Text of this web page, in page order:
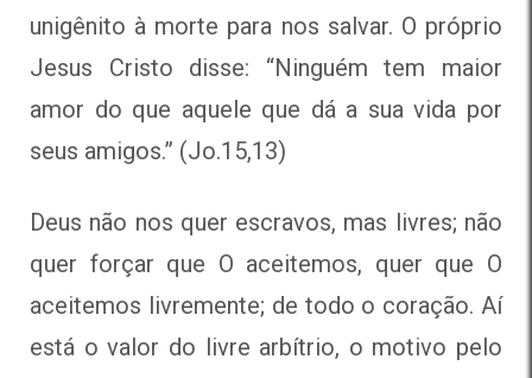
unigênito à morte para nos salvar. O próprio
Jesus Cristo disse: “Ninguém tem maior
amor do que aquele que dá a sua vida por
seus amigos.” (Jo.15,13)
Deus não nos quer escravos, mas livres; não
quer forçar que O aceitemos, quer que O
aceitemos livremente; de todo o coração. Aí
está o valor do livre arbítrio, o motivo pelo